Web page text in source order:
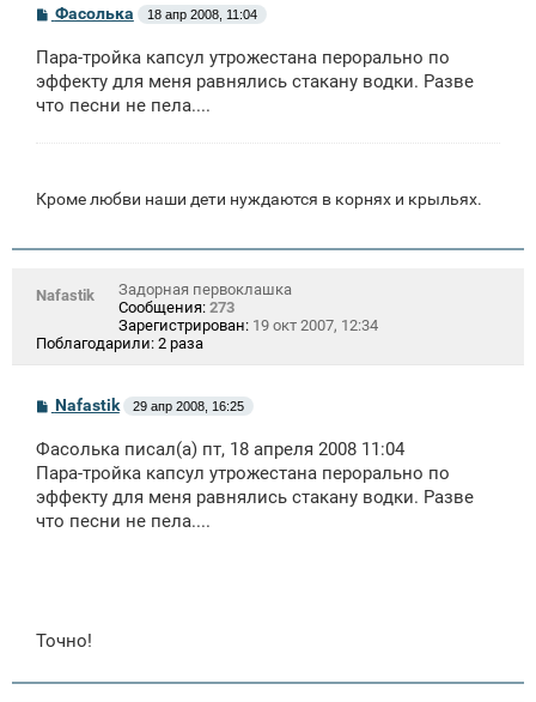
С
о
б
щ
е
н
Фасолька 18 апр 2008, 11:04
Пара-тройка капсул утрожестана перорально по
эффекту для меня равнялись стакану водки. Разве
что песни не пела....
Кроме любви наши дети нуждаются в корнях и крыльях.
Nafastik
Задорная первоклашка
Сообщения: 273
Зарегистрирован: 19 окт 2007, 12:34
Поблагодарили: 2 раза
С
б
щ
е
н
и
Nafastik 29 апр 2008, 16:25
Фасолька писал(а) пт, 18 апреля 2008 11:04
Пара-тройка капсул утрожестана перорально по
эффекту для меня равнялись стакану водки. Разве
что песни не пела....
Точно!